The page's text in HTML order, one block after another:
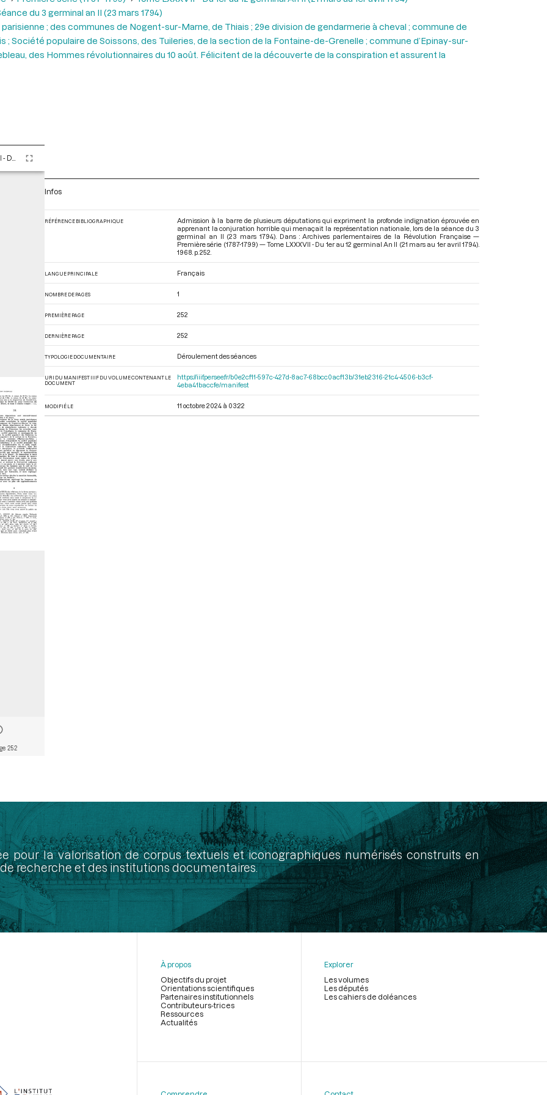
du 3 germinal an II (23 mars 1794)
; des communes de Nogent-sur-Marne, de Thiais ; 29e division de gendarmerie à cheval ; commune de
Société populaire de Soissons, des Tuileries, de la section de la Fontaine-de-Grenelle ; commune d’Epinay-sur-
des Hommes révolutionnaires du 10 août. Félicitent de la découverte de la conspiration et assurent la
252
Infos
RÉFÉRENCE BIBLIOGRAPHIQUE
Admission à la barre de plusieurs députations qui expriment la profonde indignation éprouvée en
apprenant la conjuration horrible qui menaçait la représentation nationale, lors de la séance du 3
germinal an II (23 mars 1794). Dans : Archives parlementaires de la Révolution Française —
Première série (1787-1799) — Tome LXXXVII - Du 1er au 12 germinal An II (21 mars au 1er avril 1794)
1968. p. 252.
LANGUE PRINCIPALE Français
NOMBRE DE PAGES 1
PREMIÈRE PAGE 252
DERNIÈRE PAGE 252
TYPOLOGIE DOCUMENTAIRE Déroulement des séances
URI DU MANIFEST IIIF DU VOLUME CONTENANT LE
DOCUMENT
https://iiif.persee.fr/b0e2cf11-597c-427d-8ac7-68bcc0acf13b/31eb2316-21c4-4506-b3cf-
4eba41baccfe/manifest
MODIFIÉ LE 11 octobre 2024 à 03:22
pour la valorisation de corpus textuels et iconographiques numérisés construits en
recherche et des institutions documentaires.
À propos
Objectifs du projet
Orientations scientifiques
Partenaires institutionnels
Contributeurs-trices
Ressources
Actualités
Explorer
Les volumes
Les députés
Les cahiers de doléances